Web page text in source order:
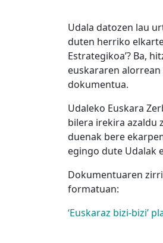
Udala datozen lau
duten herriko
Estrategikoa’? Ba,
euskararen
dokumentua.
Udaleko Euskara
bilera irekira azaldu
duenak bere
egingo dute Udalak
Dokumentuaren
formatuan:
‘Euskaraz bizi-bizi’